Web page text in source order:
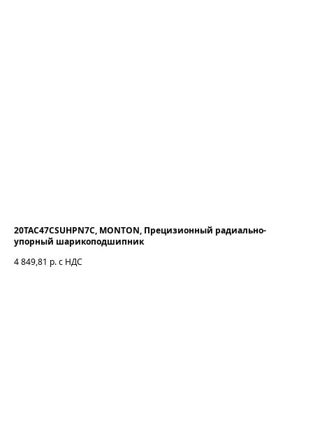
20TAC47CSUHPN7C, MONTON, Прецизионный радиально-
упорный шарикоподшипник
4 849,81 р. с НДС